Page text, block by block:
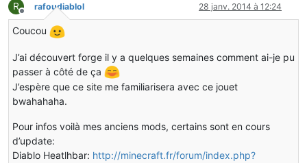
R
Hors-ligne
rafoudiablol 28 janv. 2014 à 12:24
Coucou
J’ai découvert forge il y a quelques semaines comment ai-je pu
passer à côté de ça
J’espère que ce site me familiarisera avec ce jouet
bwahahaha.
Pour infos voilà mes anciens mods, certains sont en cours
d’update:
Diablo Heatlhbar: http://minecraft.fr/forum/index.php?